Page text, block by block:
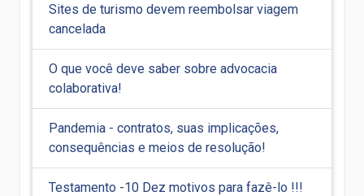
Sites de turismo devem reembolsar viagem
cancelada
O que você deve saber sobre advocacia
colaborativa!
Pandemia - contratos, suas implicações,
consequências e meios de resolução!
Testamento -10 Dez motivos para fazê-lo !!!